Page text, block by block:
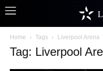
Home Tags Liverpool Arena
Tag: Liverpool